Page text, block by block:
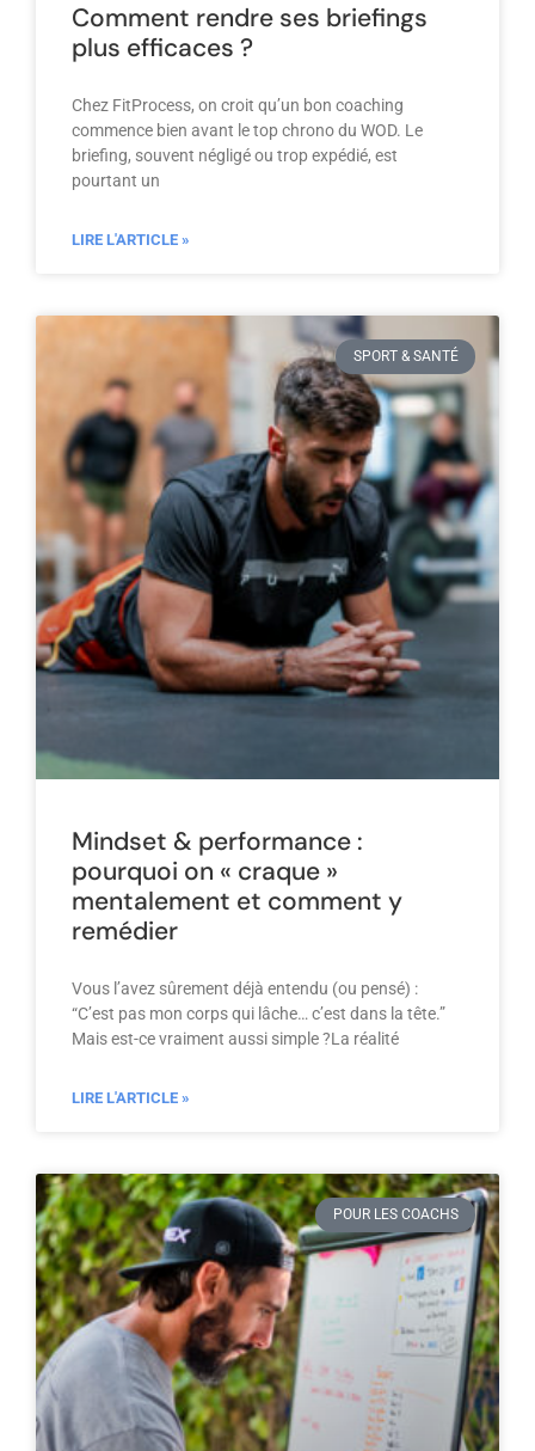
Comment rendre ses briefings
plus efficaces ?
Chez FitProcess, on croit qu’un bon coaching
commence bien avant le top chrono du WOD. Le
briefing, souvent négligé ou trop expédié, est
pourtant un
LIRE L'ARTICLE »
SPORT & SANTÉ
Mindset & performance :
pourquoi on « craque »
mentalement et comment y
remédier
Vous l’avez sûrement déjà entendu (ou pensé) :
“C’est pas mon corps qui lâche… c’est dans la tête.”
Mais est-ce vraiment aussi simple ?La réalité
LIRE L'ARTICLE »
POUR LES COACHS